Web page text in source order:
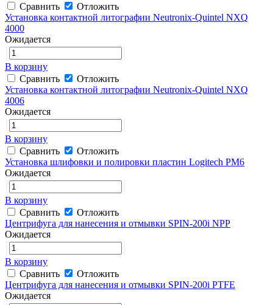
Сравнить
Отложить
Установка контактной литографии Neutronix-Quintel NXQ
4000
Ожидается
В корзину
Сравнить
Отложить
Установка контактной литографии Neutronix-Quintel NXQ
4006
Ожидается
В корзину
Сравнить
Отложить
Установка шлифовки и полировки пластин Logitech PM6
Ожидается
В корзину
Сравнить
Отложить
Центрифуга для нанесения и отмывки SPIN-200i NPP
Ожидается
В корзину
Сравнить
Отложить
Центрифуга для нанесения и отмывки SPIN-200i PTFE
Ожидается